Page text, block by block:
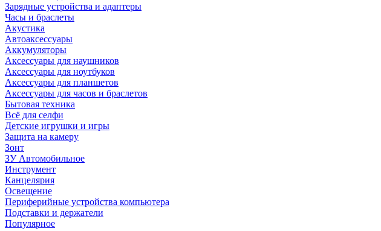
Зарядные устройства и адаптеры
Часы и браслеты
Акустика
Автоаксессуары
Аккумуляторы
Аксессуары для наушников
Аксессуары для ноутбуков
Аксессуары для планшетов
Аксессуары для часов и браслетов
Бытовая техника
Всё для селфи
Детские игрушки и игры
Защита на камеру
Зонт
ЗУ Автомобильное
Инструмент
Канцелярия
Освещение
Периферийные устройства компьютера
Подставки и держатели
Популярное